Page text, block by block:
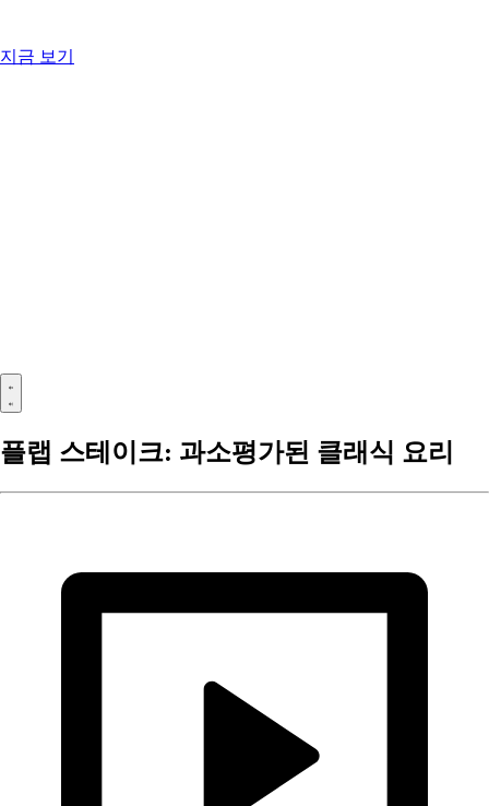
지금 보기
플랩 스테이크: 과소평가된 클래식 요리